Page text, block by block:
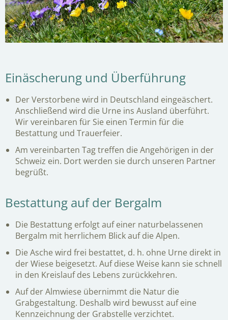
Einäscherung und Überführung
Der Verstorbene wird in Deutschland eingeäschert.
Anschließend wird die Urne ins Ausland überführt.
Wir vereinbaren für Sie einen Termin für die
Bestattung und Trauerfeier.
Am vereinbarten Tag treffen die Angehörigen in der
Schweiz ein. Dort werden sie durch unseren Partner
begrüßt.
Bestattung auf der Bergalm
Die Bestattung erfolgt auf einer naturbelassenen
Bergalm mit herrlichem Blick auf die Alpen.
Die Asche wird frei bestattet, d. h. ohne Urne direkt in
der Wiese beigesetzt. Auf diese Weise kann sie schnell
in den Kreislauf des Lebens zurückkehren.
Auf der Almwiese übernimmt die Natur die
Grabgestaltung. Deshalb wird bewusst auf eine
Kennzeichnung der Grabstelle verzichtet.